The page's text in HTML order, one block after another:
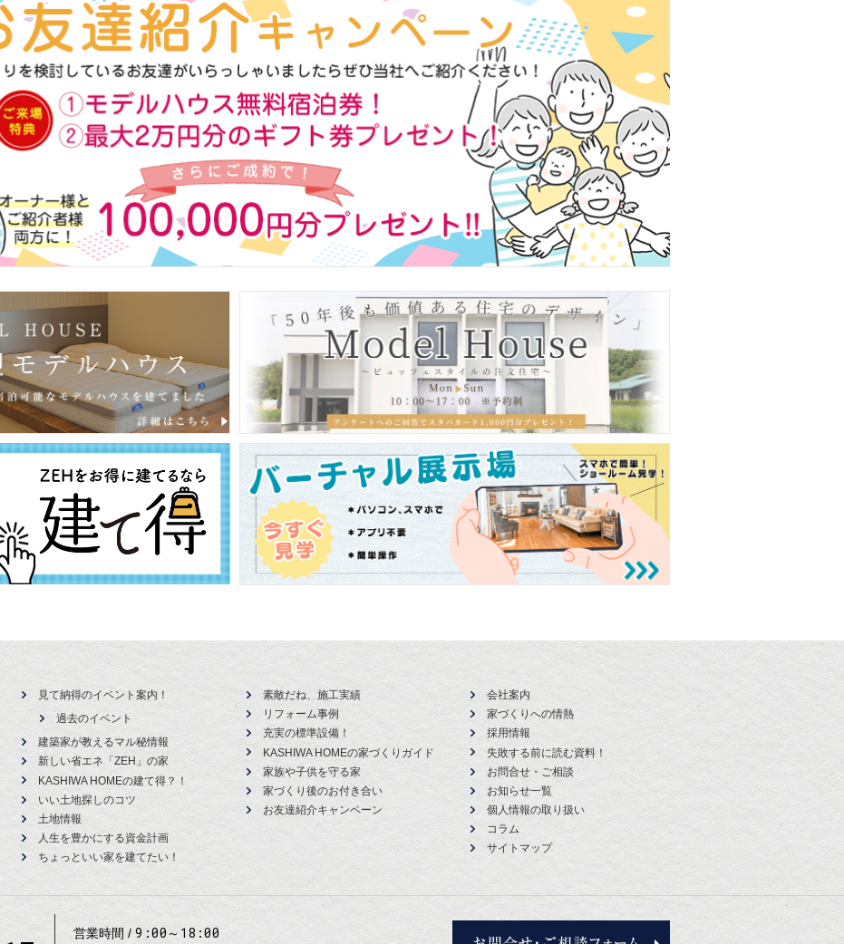
見て納得のイベント案内！
過去のイベント
建築家が教えるマル秘情報
新しい省エネ「ZEH」の家
KASHIWA HOMEの建て得？！
いい土地探しのコツ
土地情報
人生を豊かにする資金計画
ちょっといい家を建てたい！
素敵だね、施工実績
リフォーム事例
充実の標準設備！
KASHIWA HOMEの家づくりガイド
家族や子供を守る家
家づくり後のお付き合い
お友達紹介キャンペーン
会社案内
家づくりへの情熱
採用情報
失敗する前に読む資料！
お問合せ・ご相談
お知らせ一覧
個人情報の取り扱い
コラム
サイトマップ
営業時間 9:00～18:00